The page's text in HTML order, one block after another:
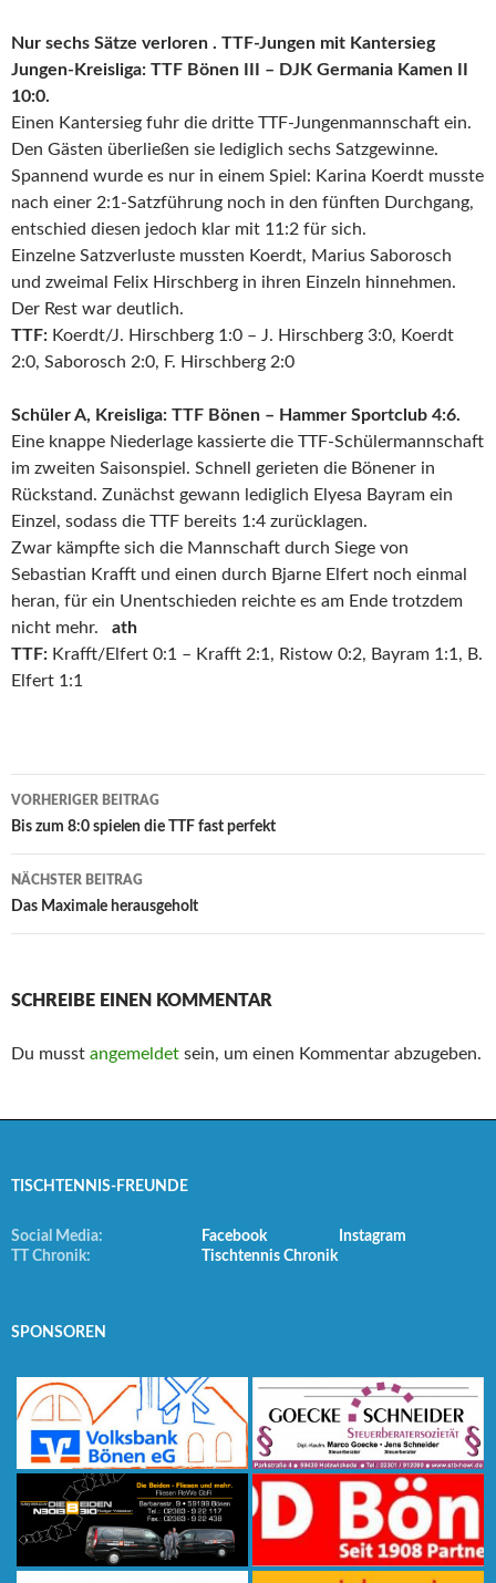
Nur sechs Sätze verloren . TTF-Jungen mit Kantersieg
Jungen-Kreisliga: TTF Bönen III – DJK Germania Kamen II
10:0.
Einen Kantersieg fuhr die dritte TTF-Jungenmannschaft ein.
Den Gästen überließen sie lediglich sechs Satzgewinne.
Spannend wurde es nur in einem Spiel: Karina Koerdt musste
nach einer 2:1-Satzführung noch in den fünften Durchgang,
entschied diesen jedoch klar mit 11:2 für sich.
Einzelne Satzverluste mussten Koerdt, Marius Saborosch
und zweimal Felix Hirschberg in ihren Einzeln hinnehmen.
Der Rest war deutlich.
TTF: Koerdt/J. Hirschberg 1:0 – J. Hirschberg 3:0, Koerdt
2:0, Saborosch 2:0, F. Hirschberg 2:0
Schüler A, Kreisliga: TTF Bönen – Hammer Sportclub 4:6.
Eine knappe Niederlage kassierte die TTF-Schülermannschaft
im zweiten Saisonspiel. Schnell gerieten die Bönener in
Rückstand. Zunächst gewann lediglich Elyesa Bayram ein
Einzel, sodass die TTF bereits 1:4 zurücklagen.
Zwar kämpfte sich die Mannschaft durch Siege von
Sebastian Krafft und einen durch Bjarne Elfert noch einmal
heran, für ein Unentschieden reichte es am Ende trotzdem
nicht mehr. ath
TTF: Krafft/Elfert 0:1 – Krafft 2:1, Ristow 0:2, Bayram 1:1, B.
Elfert 1:1
Beitrags-
Navigation
VORHERIGER BEITRAG
Bis zum 8:0 spielen die TTF fast perfekt
NÄCHSTER BEITRAG
Das Maximale herausgeholt
SCHREIBE EINEN KOMMENTAR
Du musst angemeldet sein, um einen Kommentar abzugeben.
TISCHTENNIS-FREUNDE
Social Media: Facebook
Instagram
TT Chronik:
Tischtennis Chronik
SPONSOREN